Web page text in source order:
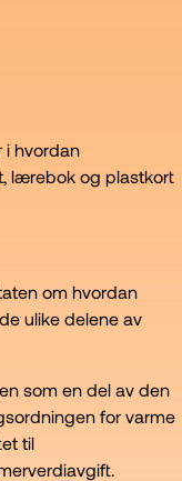
i hvordan
lærebok og plastkort
om hvordan
ulike delene av
som en del av den
for varme
til